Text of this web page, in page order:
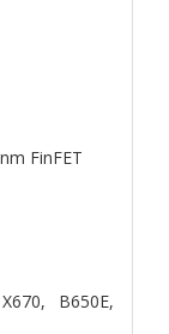
FinFET
B650E,